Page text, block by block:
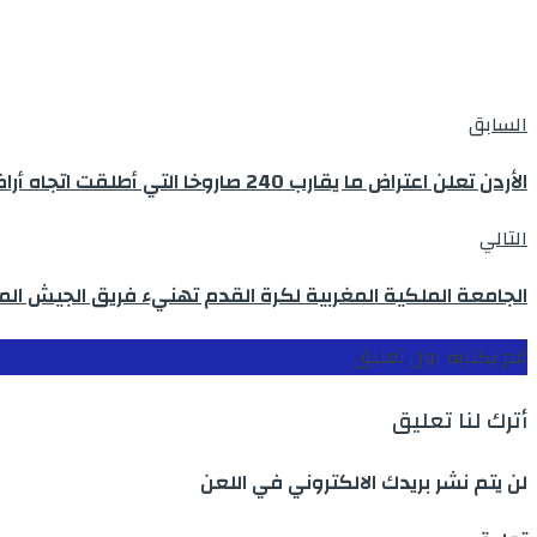
السابق
الأردن تعلن اعتراض ما يقارب 240 صاروخا التي أطلقت اتجاه أراضي المملكة منذ انطلاق الحرب في المنطقة
التالي
الجامعة الملكية المغربية لكرة القدم تهنيء فريق الجيش
قم بكتابة اول تعليق
أترك لنا تعليق
لن يتم نشر بريدك الالكتروني في اللعن